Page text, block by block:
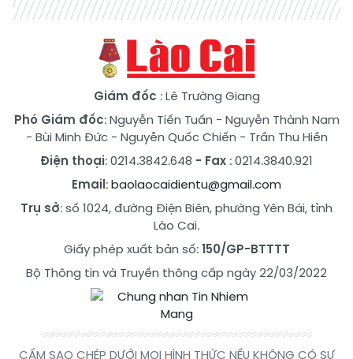
Giám đốc : Lê Trường Giang
Phó Giám đốc:Nguyễn Tiến Tuấn - Nguyễn Thành Nam
- Bùi Minh Đức- Nguyễn Quốc Chiến - Trần Thu Hiền
Điện thoại: 0214.3842.648 - Fax : 0214.3840.921
Email:baolaocaidientu@gmail.com
Trụ sở: số 1024, đường Điện Biên, phường Yên Bái, tỉnh
Lào Cai.
Giấy phép xuất bản số:150/GP-BTTTT
Bộ Thông tin và Truyền thông cấp ngày 22/03/2022
CẤM SAO CHÉP DƯỚI MỌI HÌNH THỨC NẾU KHÔNG CÓ SỰ